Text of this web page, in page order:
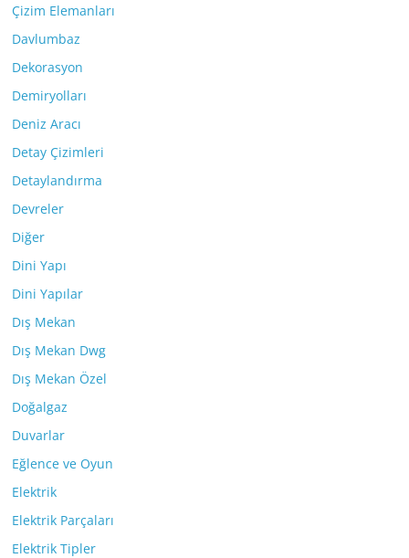
Çizim Elemanları
Davlumbaz
Dekorasyon
Demiryolları
Deniz Aracı
Detay Çizimleri
Detaylandırma
Devreler
Diğer
Dini Yapı
Dini Yapılar
Dış Mekan
Dış Mekan Dwg
Dış Mekan Özel
Doğalgaz
Duvarlar
Eğlence ve Oyun
Elektrik
Elektrik Parçaları
Elektrik Tipler